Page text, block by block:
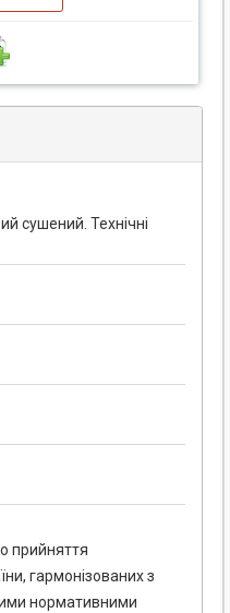
сушений. Технічні
прийняття
гармонізованих з
нормативними